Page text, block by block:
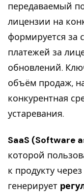
передаваемый
лицензии на
формируется за
платежей за
обновлений.
объём продаж,
конкурентная
устаревания.
SaaS (Software
которой
к продукту
генерирует